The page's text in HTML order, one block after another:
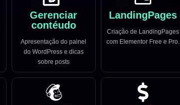
Gerenciar
contéudo
Apresentação do painel
do WordPress e dicas
sobre posts
LandingPages
Criação de LandingPages
com Elementor Free e Pro.